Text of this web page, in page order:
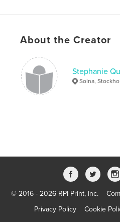
Primary Category: Medicine
# of Pages:
Publish Date:
Nov 16, 2009
About the Creator
Stephanie
Solna,
© 2016 - 2026 RPI Print, Inc.
Privacy Policy
Cookie